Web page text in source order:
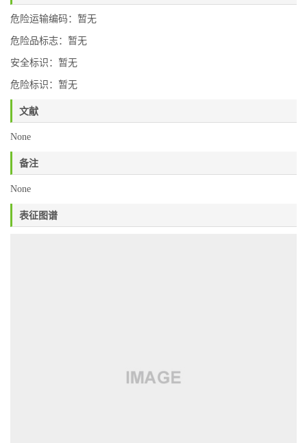
危险运输编码：暂无
危险品标志：暂无
安全标识：暂无
危险标识：暂无
文献
None
备注
None
表征图谱